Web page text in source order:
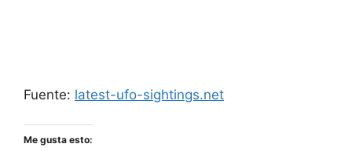
Fuente: latest-ufo-sightings.net
Me gusta esto: